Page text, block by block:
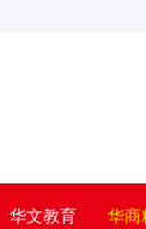
华文教育 华商